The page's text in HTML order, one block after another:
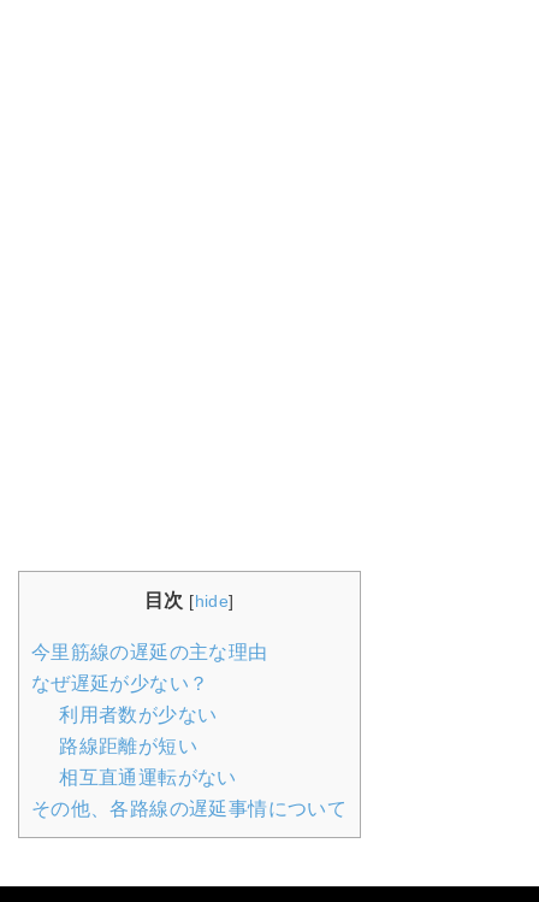
目次 [hide]
今里筋線の遅延の主な理由
なぜ遅延が少ない？
利用者数が少ない
路線距離が短い
相互直通運転がない
その他、各路線の遅延事情について